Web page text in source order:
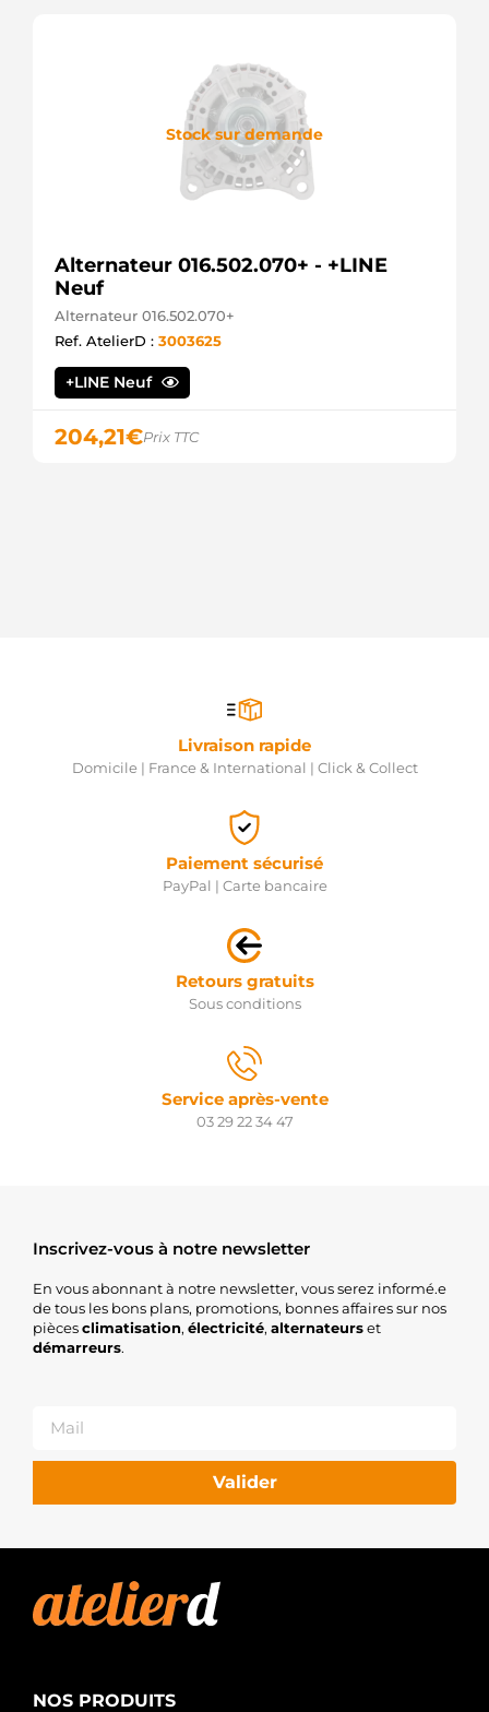
Stock sur demande
Alternateur 016.502.070+ - +LINE
Neuf
Alternateur 016.502.070+
Ref. AtelierD : 3003625
+LINE Neuf
204,21€Prix TTC
Livraison rapide
Domicile | France & International | Click & Collect
Paiement sécurisé
PayPal | Carte bancaire
Retours gratuits
Sous conditions
Service après-vente
03 29 22 34 47
Inscrivez-vous à notre newsletter
En vous abonnant à notre newsletter, vous serez informé.e
de tous les bons plans, promotions, bonnes affaires sur nos
piècesclimatisation, électricité, alternateurset
démarreurs.
Valider
NOS PRODUITS